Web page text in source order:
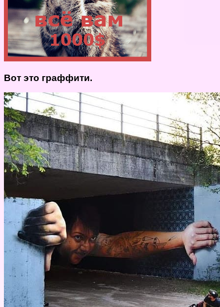
Вот это граффити.